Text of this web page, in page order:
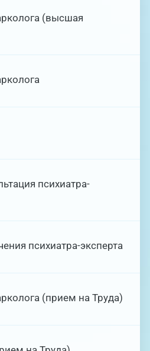
(высшая
психиатра-
психиатра-эксперта
(прием на Труда)